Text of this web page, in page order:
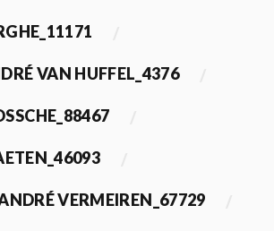
VAN HUFFEL_4376
VERMEIREN_67729